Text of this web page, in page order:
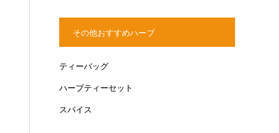
その他おすすめハーブ
ティーバッグ
ハーブティーセット
スパイス